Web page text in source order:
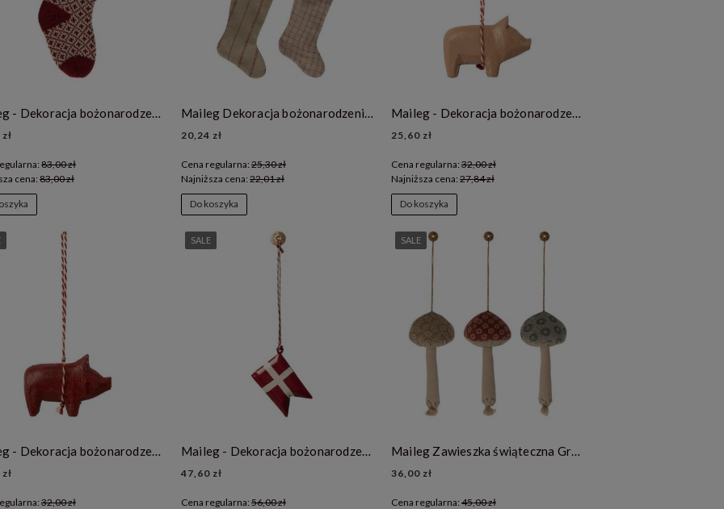
Maileg - Dekoracja bożonarodzeniowa - świąteczna skarpeta- Christmas stocking - Red
83,00 zł
cena: 83,00 zł
Maileg Dekoracja bożonarodzeniowa - Christmas stocking ( 2 wzory do wyboru)
20,24 zł
Cena regularna: 25,30 zł
Najniższa cena: 22,01 zł
Do koszyka
Maileg - Dekoracja bożonarodzeniowa - drewniana świnka -old rose
25,60 zł
Cena regularna: 32,00 zł
Najniższa cena: 27,84 zł
Do koszyka
32,00 zł
47,60 zł
Cena regularna: 56,00 zł
SALE
36,00 zł
Cena regularna: 45,00 zł
SALE